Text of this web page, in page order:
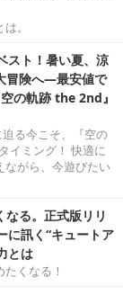
。
スト！暑い夏、涼
冒険へ―最安値で
の軌跡 the 2nd』
る今こそ、『空の
イミング！ 快適に
ながら、今遊びたい
る。正式版リリ
に訊く“キュートア
とは
くなる！